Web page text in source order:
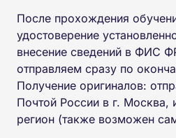
После прохождения
удостоверение
внесение сведений в ФИС
отправляем сразу по
Получение оригиналов:
Почтой России в г. Москва,
регион (также возможен